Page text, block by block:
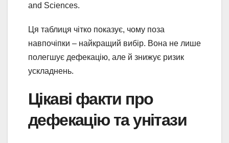
and Sciences.
Ця таблиця чітко показує, чому поза
навпочіпки – найкращий вибір. Вона не лише
полегшує дефекацію, але й знижує ризик
ускладнень.
Цікаві факти про
дефекацію та унітази